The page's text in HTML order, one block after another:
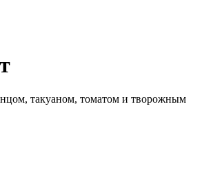
такуаном, томатом и творожным